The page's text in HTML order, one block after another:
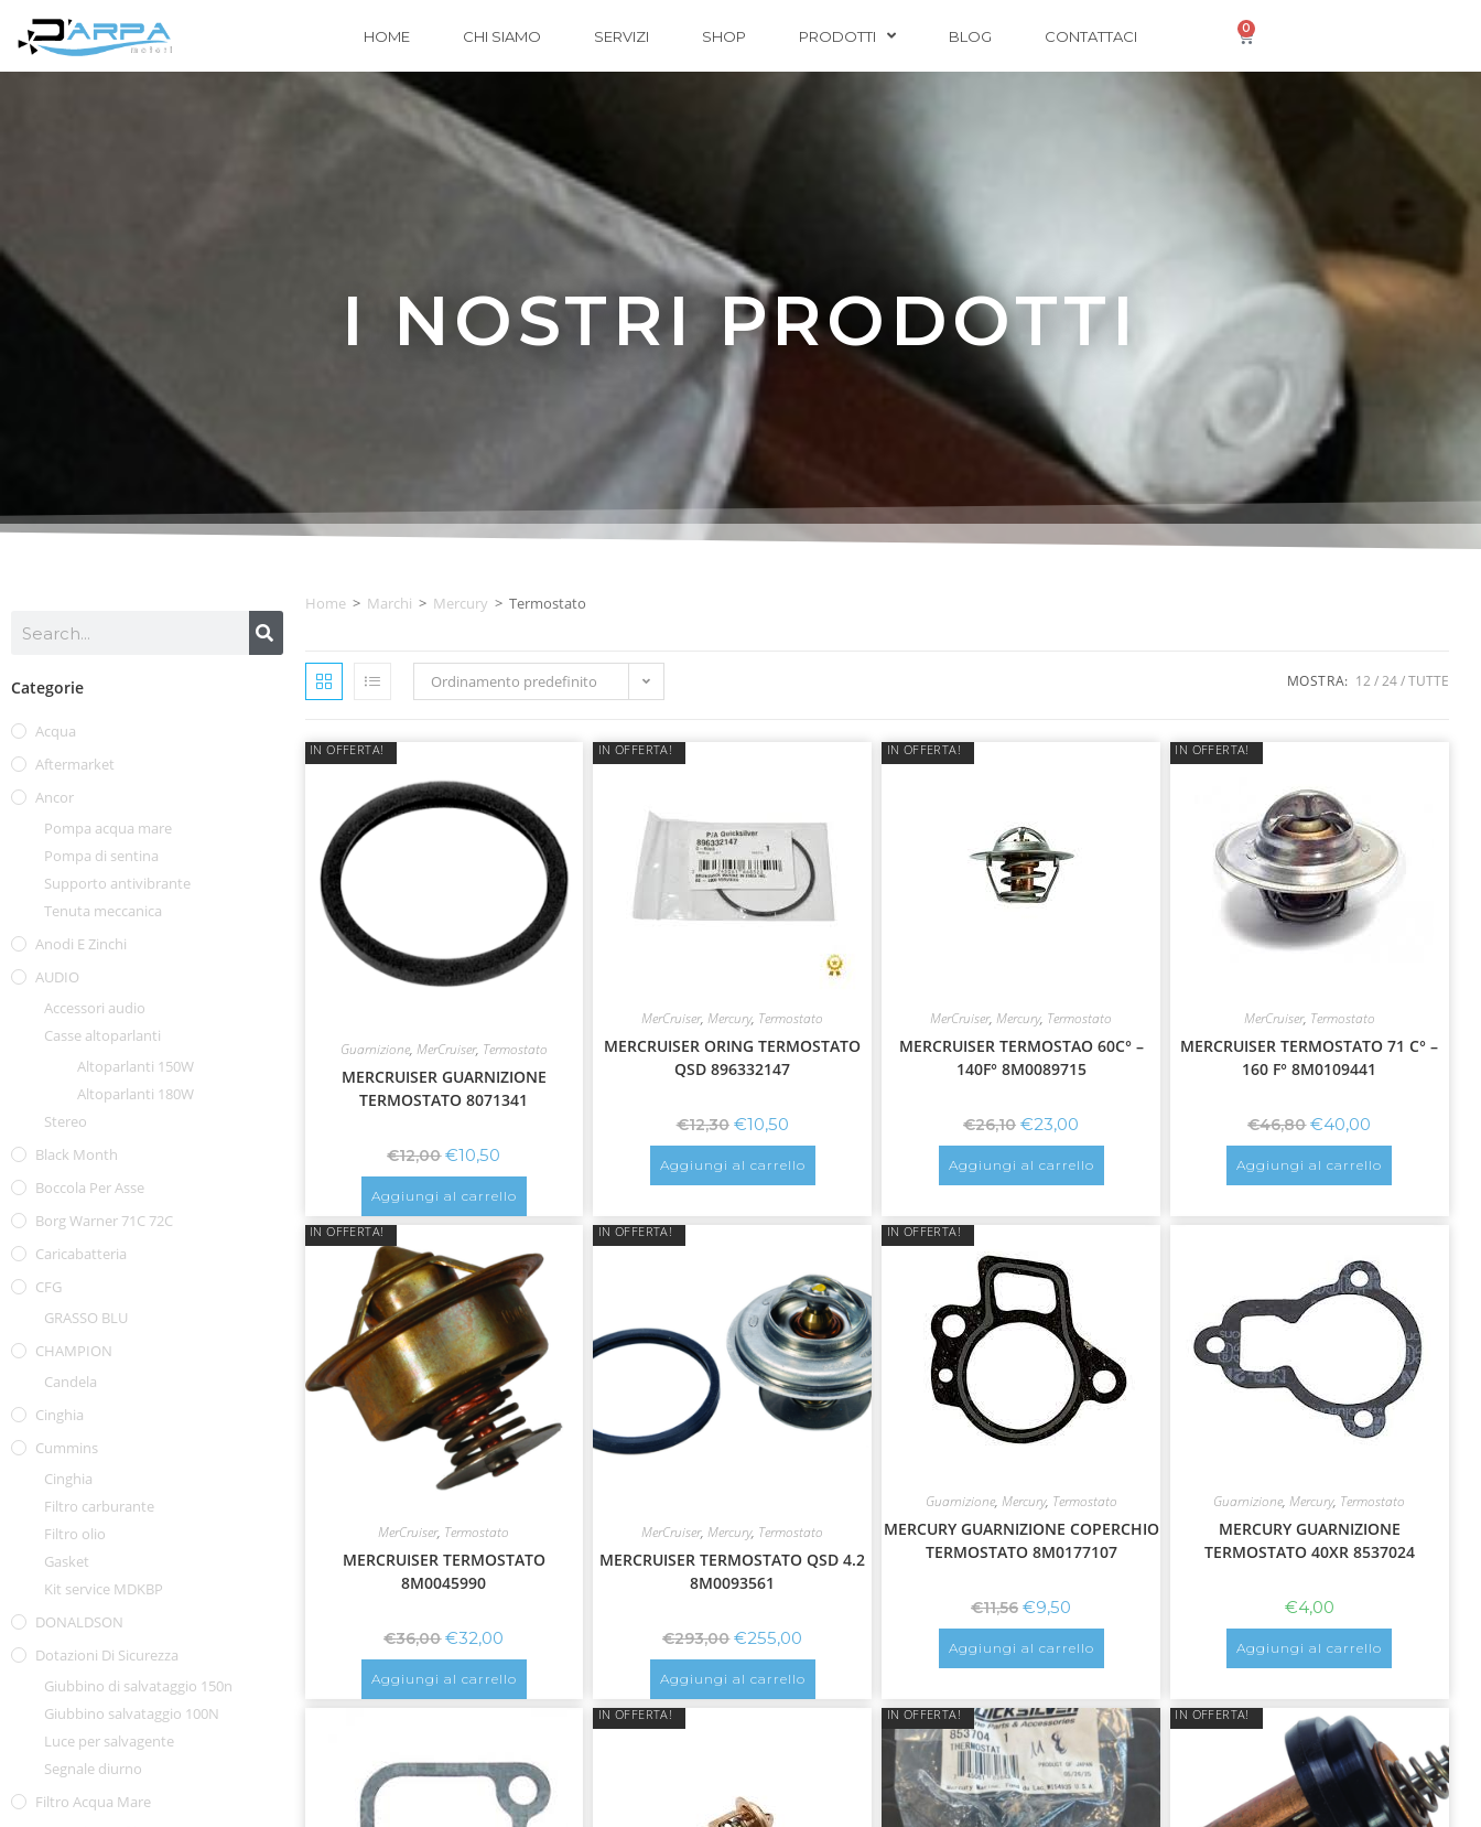
HOME CHI SIAMO SERVIZI SHOP PRODOTTI BLOG CONTATTACI 0
I NOSTRI PRODOTTI
Categorie
Acqua
Aftermarket
Ancor
Pompa acqua mare
Pompa di sentina
Supporto antivibrante
Tenuta meccanica
Anodi E Zinchi
AUDIO
Accessori audio
Casse altoparlanti
Altoparlanti 150W
Altoparlanti 180W
Stereo
Black Month
Boccola Per Asse
Borg Warner 71C 72C
Caricabatteria
CFG
GRASSO BLU
CHAMPION
Candela
Cinghia
Cummins
Cinghia
Filtro carburante
Filtro olio
Gasket
Kit service MDKBP
DONALDSON
Dotazioni Di Sicurezza
Giubbino di salvataggio 150n
Giubbino salvataggio 100N
Luce per salvagente
Segnale diurno
Filtro Acqua Mare
Home > Marchi > Mercury > Termostato
Ordinamento predefinito MOSTRA: 12 24 TUTTE
IN OFFERTA!
Guarnizione, MerCruiser, Termostato
MERCRUISER GUARNIZIONE
TERMOSTATO 8071341
€12,00 €10,50
Aggiungi al carrello
IN OFFERTA!
MerCruiser,Mercury, Termostato
MERCRUISER ORING TERMOSTATO
QSD 896332147
€12,30 €10,50
Aggiungi al carrello
IN OFFERTA!
MerCruiser,Mercury, Termostato
MERCRUISER TERMOSTAO 60C° –
140F° 8M0089715
€26,10 €23,00
Aggiungi al carrello
IN OFFERTA!
MerCruiser, Termostato
MERCRUISER TERMOSTATO 71 C° –
160 F° 8M0109441
€46,80 €40,00
Aggiungi al carrello
IN OFFERTA!
MerCruiser, Termostato
MERCRUISER TERMOSTATO
8M0045990
€36,00 €32,00
Aggiungi al carrello
IN OFFERTA!
MerCruiser,Mercury, Termostato
MERCRUISER TERMOSTATO QSD 4.2
8M0093561
€293,00 €255,00
Aggiungi al carrello
IN OFFERTA!
Guarnizione, Mercury, Termostato
MERCURY GUARNIZIONE COPERCHIO
TERMOSTATO 8M0177107
€11,56 €9,50
Aggiungi al carrello
Guarnizione,Mercury, Termostato
MERCURY GUARNIZIONE
TERMOSTATO 40XR 8537024
€4,00
Aggiungi al carrello
IN OFFERTA! IN OFFERTA! IN OFFERTA!